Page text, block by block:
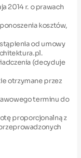
2014 r. o prawach
kosztów,
od umowy
(decyduje
otrzymane przez
terminu do
proporcjonalną z